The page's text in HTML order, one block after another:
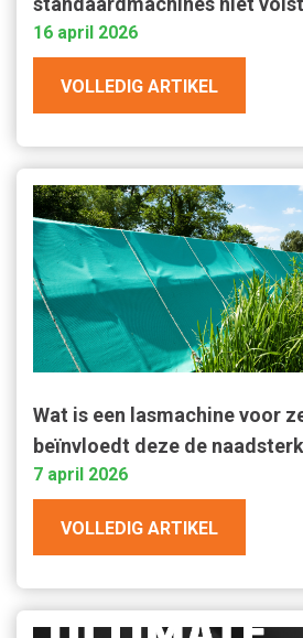
16 april 2026
VOLLEDIG ARTIKEL
Wat is een lasmachine voor
beïnvloedt deze de
7 april 2026
VOLLEDIG ARTIKEL